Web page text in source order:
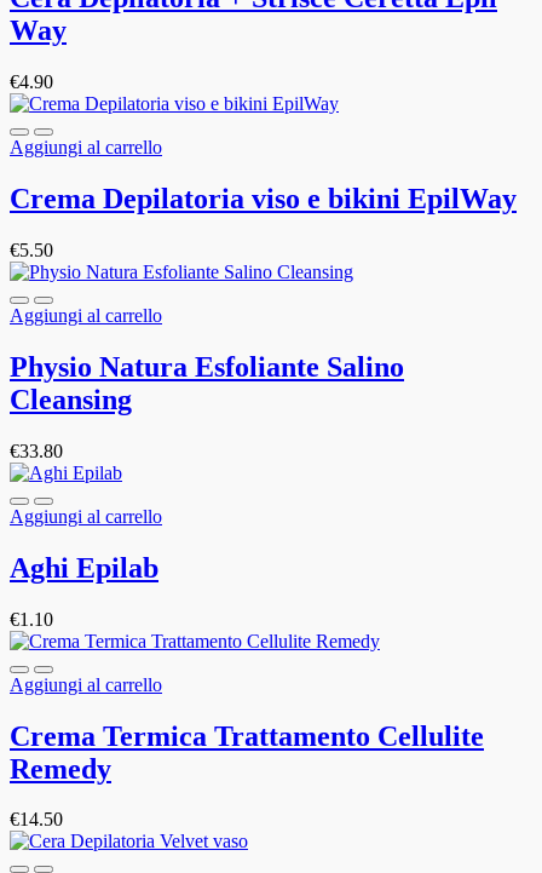
Way
€4.90
Aggiungi al carrello
Crema Depilatoria viso e bikini EpilWay
€5.50
Aggiungi al carrello
Physio Natura Esfoliante Salino
Cleansing
€33.80
Aggiungi al carrello
Aghi Epilab
€1.10
Aggiungi al carrello
Crema Termica Trattamento Cellulite
Remedy
€14.50